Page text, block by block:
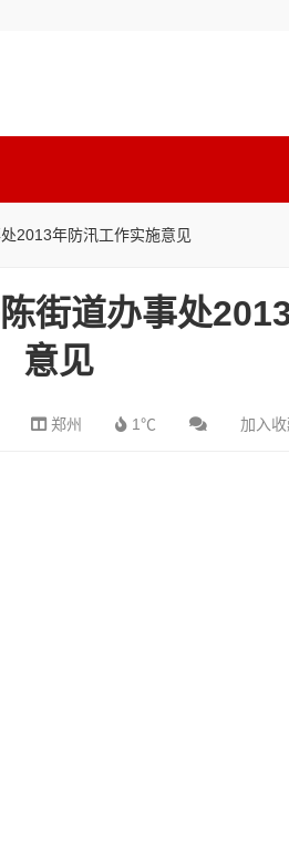
2013年防汛工作实施意见
街道办事处
意见
郑州 1℃ 加入